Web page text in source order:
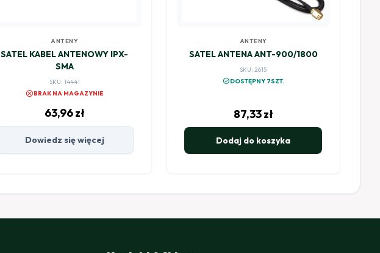
ANTENY
SATEL KABEL ANTENOWY IPX-
SMA
SKU: 14441
cancelBRAK NA MAGAZYNIE
63,96zł
Dowiedz się więcej
ANTENY
SATEL ANTENA ANT-900/1800
SKU: 2615
check_circleDOSTĘPNY 7SZT.
87,33zł
Dodaj do koszyka